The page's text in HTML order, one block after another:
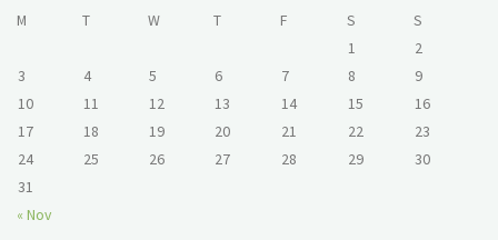
M
T W T F S S
« Nov
1
2
3
4 5 6 7 8
9
10
11 12 13 14 15
16
17
18 19 20 21 22
23
24
25 26 27 28 29
30
31